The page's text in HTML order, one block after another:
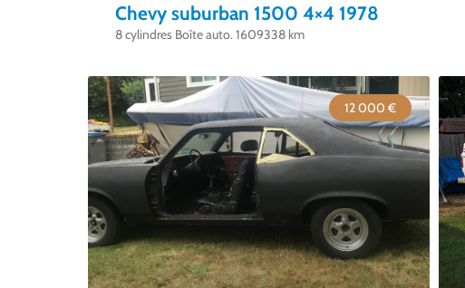
Chevy suburban 1500 4×4 1978
8 cylindres Boîte auto. 1609338 km
12 000 €